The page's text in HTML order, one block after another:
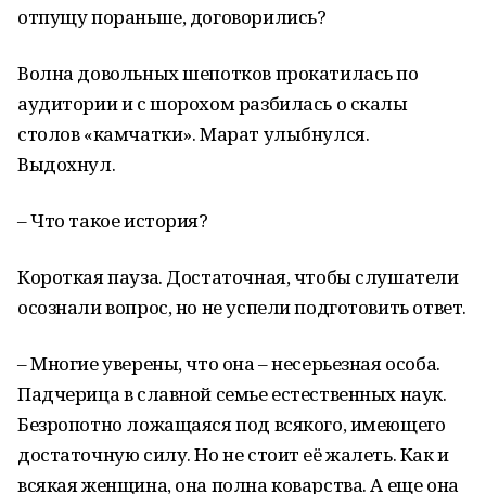
отпущу пораньше, договорились?
Волна довольных шепотков прокатилась по
аудитории и с шорохом разбилась о скалы
столов «камчатки». Марат улыбнулся.
Выдохнул.
– Что такое история?
Короткая пауза. Достаточная, чтобы слушатели
осознали вопрос, но не успели подготовить ответ.
– Многие уверены, что она – несерьезная особа.
Падчерица в славной семье естественных наук.
Безропотно ложащаяся под всякого, имеющего
достаточную силу. Но не стоит её жалеть. Как и
всякая женщина, она полна коварства. А еще она